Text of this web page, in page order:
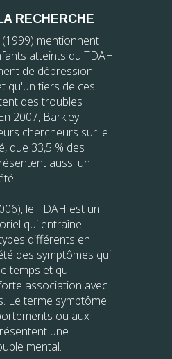
RECHERCHE
mentionnent
atteints du TDAH
de dépression
qu'un tiers de ces
des troubles
2007, Barkley
chercheurs sur le
que 33,5 % des
aussi un
le TDAH est un
qui entraîne
différents en
des symptômes qui
temps et qui
association avec
Le terme symptôme
ou aux
une
mental.